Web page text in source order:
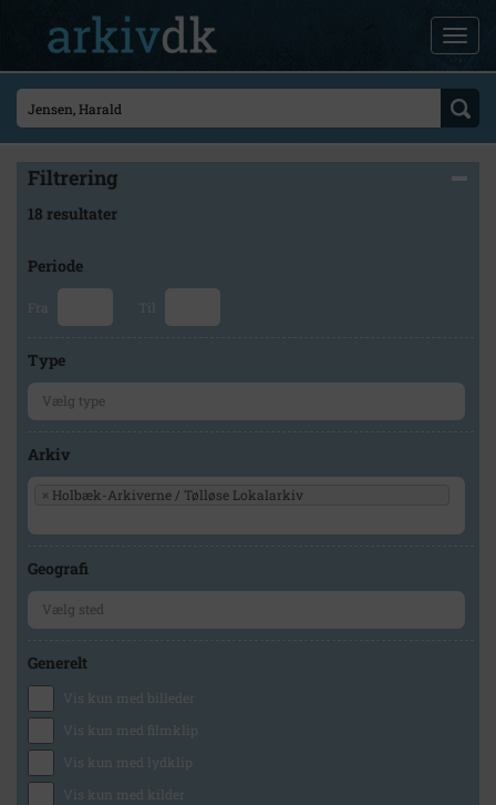
Filtrering
18 resultater
Periode
Fra Til
Type
Arkiv
× Holbæk-Arkiverne / Tølløse Lokalarkiv
Geografi
Generelt
Vis kun med billeder
Vis kun med filmklip
Vis kun med lydklip
Vis kun med kilder